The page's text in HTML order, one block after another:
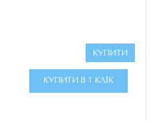
КУПИТИ
КУПИТИ В 1 КЛІК